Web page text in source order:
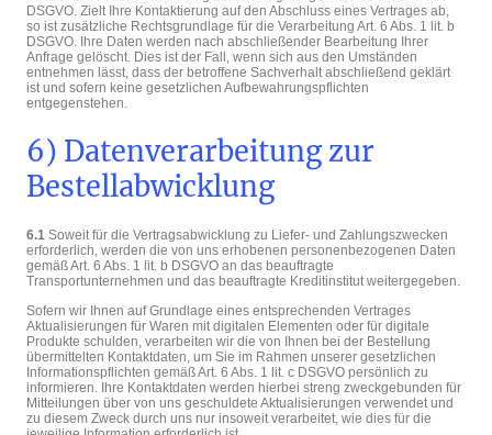
DSGVO. Zielt Ihre Kontaktierung auf den Abschluss eines Vertrages ab,
so ist zusätzliche Rechtsgrundlage für die Verarbeitung Art. 6 Abs. 1 lit. b
DSGVO. Ihre Daten werden nach abschließender Bearbeitung Ihrer
Anfrage gelöscht. Dies ist der Fall, wenn sich aus den Umständen
entnehmen lässt, dass der betroffene Sachverhalt abschließend geklärt
ist und sofern keine gesetzlichen Aufbewahrungspflichten
entgegenstehen.
6) Datenverarbeitung zur
Bestellabwicklung
6.1 Soweit für die Vertragsabwicklung zu Liefer- und Zahlungszwecken
erforderlich, werden die von uns erhobenen personenbezogenen Daten
gemäß Art. 6 Abs. 1 lit. b DSGVO an das beauftragte
Transportunternehmen und das beauftragte Kreditinstitut weitergegeben.
Sofern wir Ihnen auf Grundlage eines entsprechenden Vertrages
Aktualisierungen für Waren mit digitalen Elementen oder für digitale
Produkte schulden, verarbeiten wir die von Ihnen bei der Bestellung
übermittelten Kontaktdaten, um Sie im Rahmen unserer gesetzlichen
Informationspflichten gemäß Art. 6 Abs. 1 lit. c DSGVO persönlich zu
informieren. Ihre Kontaktdaten werden hierbei streng zweckgebunden für
Mitteilungen über von uns geschuldete Aktualisierungen verwendet und
zu diesem Zweck durch uns nur insoweit verarbeitet, wie dies für die